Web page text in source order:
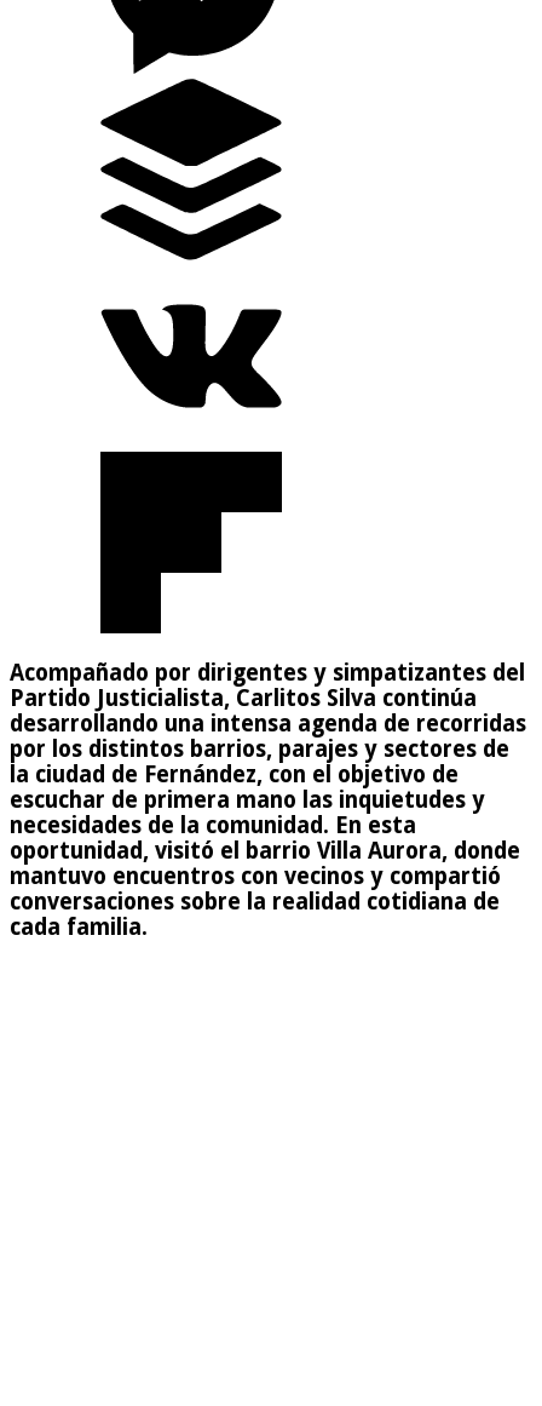
Acompañado por dirigentes y simpatizantes del
Partido Justicialista, Carlitos Silva continúa
desarrollando una intensa agenda de recorridas
por los distintos barrios, parajes y sectores de
la ciudad de Fernández, con el objetivo de
escuchar de primera mano las inquietudes y
necesidades de la comunidad. En esta
oportunidad, visitó el barrio Villa Aurora, donde
mantuvo encuentros con vecinos y compartió
conversaciones sobre la realidad cotidiana de
cada familia.